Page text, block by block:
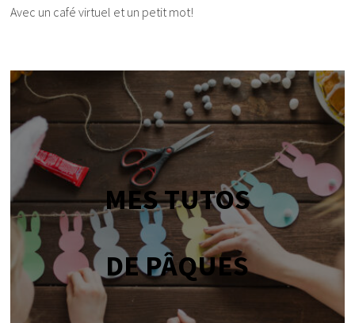
Avec un café virtuel et un petit mot!
MES TUTOS
DE PÂQUES